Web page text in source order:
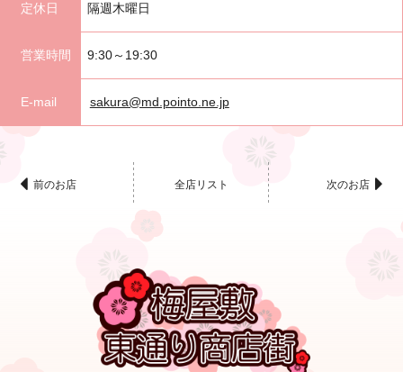
定休日 隔週木曜日
営業時間 9:30～19:30
E-mail sakura@md.pointo.ne.jp
前のお店 全店リスト 次のお店